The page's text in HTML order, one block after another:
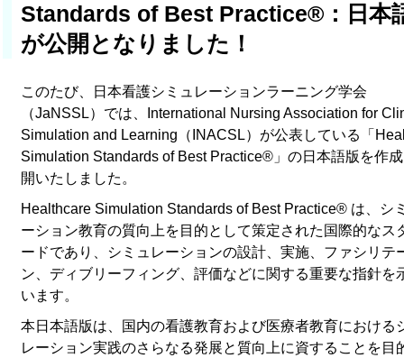
Standards of Best Practice®：日本
が公開となりました！
このたび、日本看護シミュレーションラーニング学会
（JaNSSL）では、International Nursing Association for
Simulation and Learning（INACSL）が公表している「
Simulation Standards of Best Practice®」の日本語版を作
開いたしました。
Healthcare Simulation Standards of Best Practice® は、シ
ーション教育の質向上を目的として策定された国際的なス
ードであり、シミュレーションの設計、実施、ファシリテ
ン、ディブリーフィング、評価などに関する重要な指針を
います。
本日本語版は、国内の看護教育および医療者教育における
レーション実践のさらなる発展と質向上に資することを目